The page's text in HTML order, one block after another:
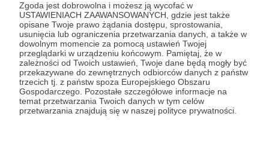
Zgoda jest dobrowolna i możesz ją wycofać w
USTAWIENIACH ZAAWANSOWANYCH, gdzie jest także
opisane Twoje prawo żądania dostępu, sprostowania,
usunięcia lub ograniczenia przetwarzania danych, a także w
dowolnym momencie za pomocą ustawień Twojej
przeglądarki w urządzeniu końcowym. Pamiętaj, że w
zależności od Twoich ustawień, Twoje dane będą mogły być
przekazywane do zewnętrznych odbiorców danych z państw
trzecich tj. z państw spoza Europejskiego Obszaru
Gospodarczego. Pozostałe szczegółowe informacje na
temat przetwarzania Twoich danych w tym celów
przetwarzania znajdują się w naszej polityce prywatności.
Grot Orderly
Zobacz profil autora
Zobacz również